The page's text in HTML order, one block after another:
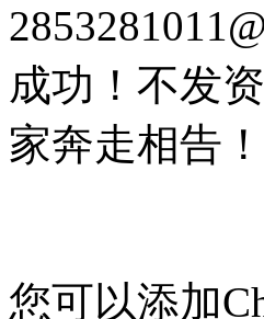
成功！不发
家奔走相告
您可以添加